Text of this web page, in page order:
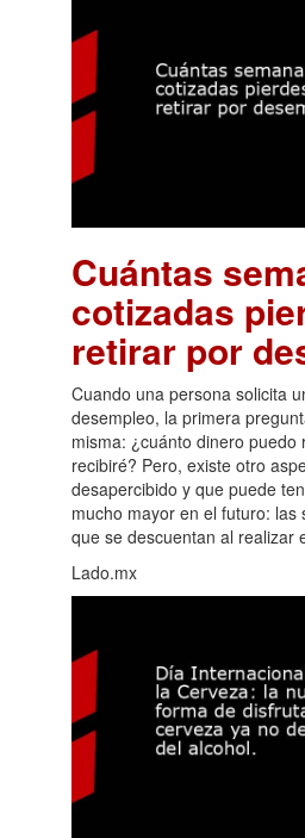
Cuántas
cotizadas
retirar por
Cuando una persona solicita
desempleo, la primera
misma: ¿cuánto dinero puedo
recibiré? Pero, existe otro
desapercibido y que puede
mucho mayor en el futuro: las
que se descuentan al realizar
Lado.mx